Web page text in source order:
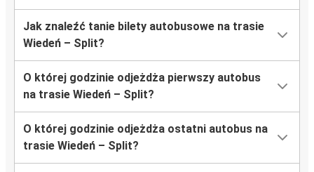
Jak znaleźć tanie bilety autobusowe na trasie
Wiedeń – Split?
O której godzinie odjeżdża pierwszy autobus
na trasie Wiedeń – Split?
O której godzinie odjeżdża ostatni autobus na
trasie Wiedeń – Split?